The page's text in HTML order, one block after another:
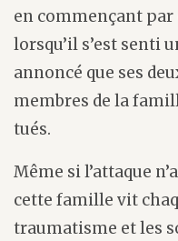
en commençant par
lorsqu’il s’est senti
annoncé que ses
membres de la
tués.
Même si l’attaque
cette famille vit
traumatisme et les